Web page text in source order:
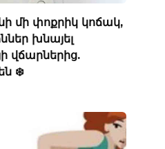
մի փոքրիկ կոճակ,
խնայել
վճարներից.
❄️